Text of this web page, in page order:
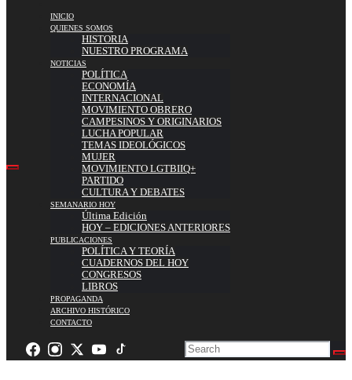
INICIO
QUIENES SOMOS
HISTORIA
NUESTRO PROGRAMA
NOTICIAS
POLÍTICA
ECONOMÍA
INTERNACIONAL
MOVIMIENTO OBRERO
CAMPESINOS Y ORIGINARIOS
LUCHA POPULAR
TEMAS IDEOLÓGICOS
MUJER
MOVIMIENTO LGTBIIQ+
PARTIDO
CULTURA Y DEBATES
SEMANARIO HOY
Última Edición
HOY – EDICIONES ANTERIORES
PUBLICACIONES
POLÍTICA Y TEORÍA
CUADERNOS DEL HOY
CONGRESOS
LIBROS
PROPAGANDA
ARCHIVO HISTÓRICO
CONTACTO